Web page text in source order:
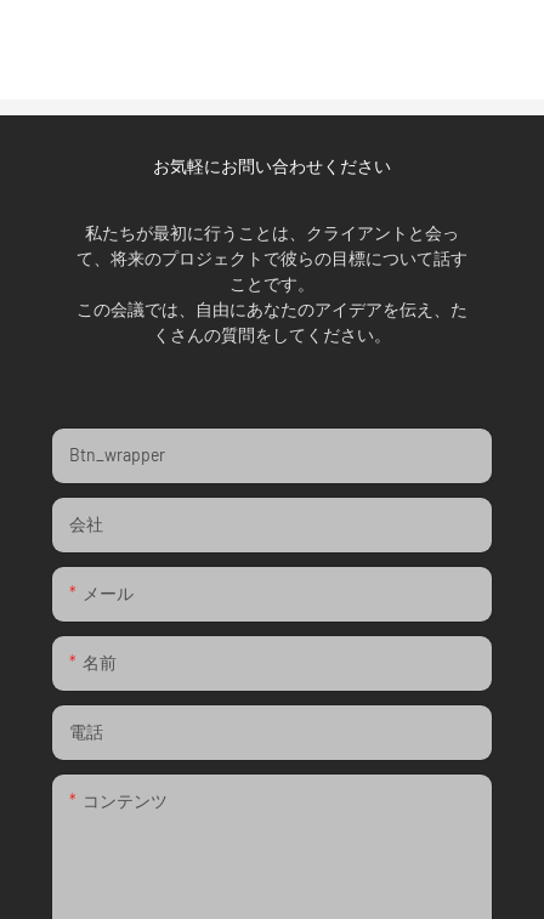
お気軽にお問い合わせください
私たちが最初に行うことは、クライアントと会っ
て、将来のプロジェクトで彼らの目標について話す
ことです。
この会議では、自由にあなたのアイデアを伝え、た
くさんの質問をしてください。
Btn_wrapper
会社
メール
名前
電話
コンテンツ